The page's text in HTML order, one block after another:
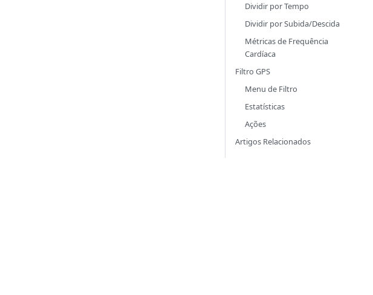
Dividir por Tempo
Dividir por Subida/Descida
Métricas de Frequência
Cardíaca
Filtro GPS
Menu de Filtro
Estatísticas
Ações
Artigos Relacionados